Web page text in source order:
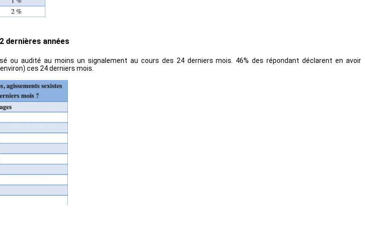
dernières années
ou audité au moins un signalement au cours des 24 derniers mois. 46% des répondant déclarent en avoir
ces 24 derniers mois.